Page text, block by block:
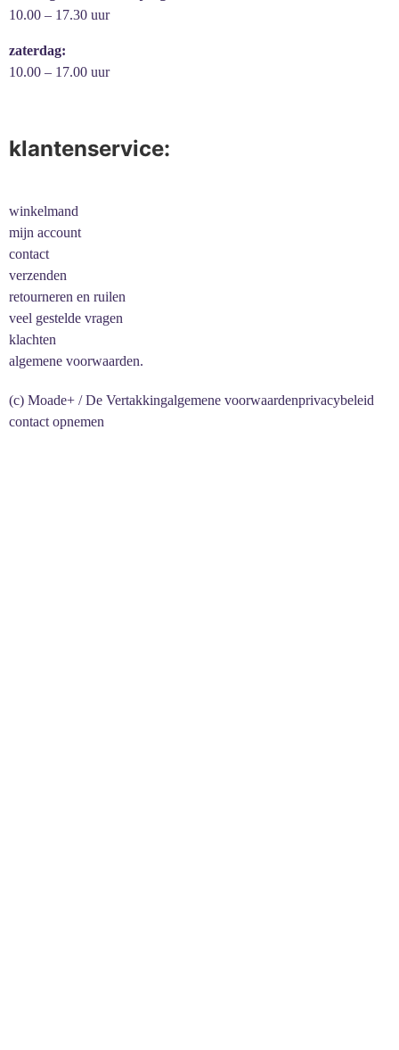
10.00 – 17.30 uur
zaterdag:
10.00 – 17.00 uur
klantenservice:
winkelmand
mijn account
contact
verzenden
retourneren en ruilen
veel gestelde vragen
klachten
algemene voorwaarden.
(c) Moade+ / De Vertakkingalgemene voorwaardenprivacybeleid
contact opnemen